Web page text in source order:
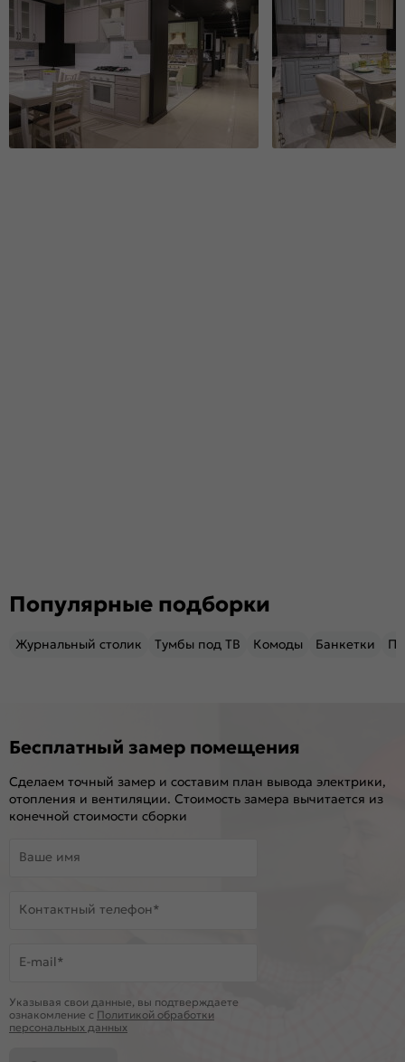
Популярные подборки
Журнальный столик Тумбы под ТВ Комоды Банкетки
Бесплатный замер помещения
Сделаем точный замер и составим план вывода электрики,
отопления и вентиляции. Стоимость замера вычитается из
конечной стоимости сборки
Ваше имя
Контактный телефон*
E-mail*
Указывая свои данные, вы подтверждаете
ознакомление c Политикой обработки
персональных данных